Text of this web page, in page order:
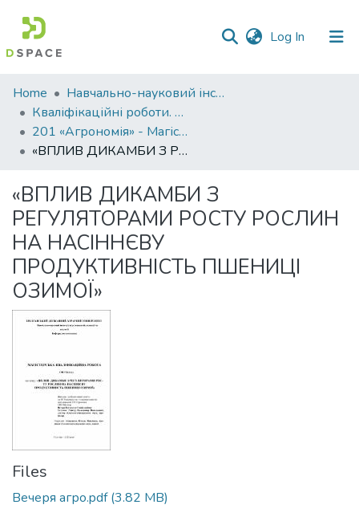
Log In (current)
Communities
&
Collections
All of DSpace
Statistics
Home
Навчально-науковий інститут агротехнологій, селекції та екології
Кваліфікаційні роботи. ННІ агротехнологій, селекції та екології
201 «Агрономія» - Магістри 2022-2023
«ВПЛИВ ДИКАМБИ З РЕГУЛЯТОРАМИ РОСТУ РОСЛИН НА НАСІННЄВУ ПРОДУКТИВНІСТЬ ПШЕНИЦІ ОЗИМОЇ»
«ВПЛИВ ДИКАМБИ З
РЕГУЛЯТОРАМИ РОСТУ РОСЛИН
НА НАСІННЄВУ
ПРОДУКТИВНІСТЬ ПШЕНИЦІ
ОЗИМОЇ»
Files
Вечеря агро.pdf(3.82 MB)